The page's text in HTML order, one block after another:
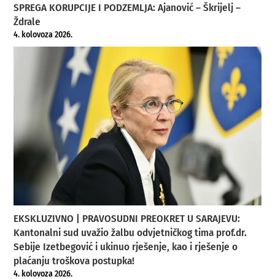
SPREGA KORUPCIJE I PODZEMLJA: Ajanović – Škrijelj –
Ždrale
4. kolovoza 2026.
EKSKLUZIVNO | PRAVOSUDNI PREOKRET U SARAJEVU:
Kantonalni sud uvažio žalbu odvjetničkog tima prof.dr.
Sebije Izetbegović i ukinuo rješenje, kao i rješenje o
plaćanju troškova postupka!
4. kolovoza 2026.